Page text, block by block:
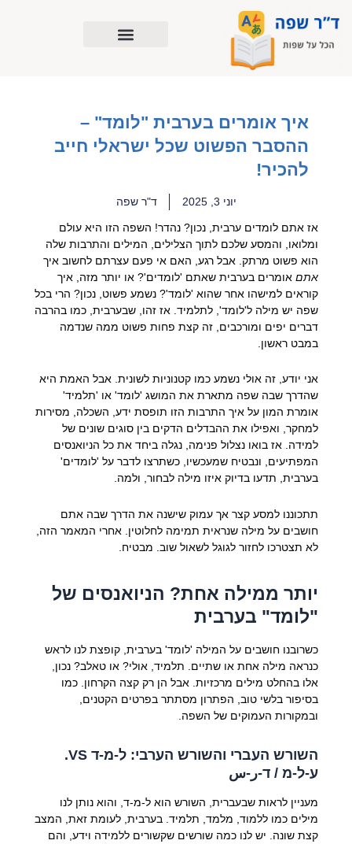
לתוכן
איך אומרים בערבית "לומד" –
ההסבר הפשוט שכל ישראלי חייב
להכיר!
יוני 3, 2025 ד"ר שפה
אז אתם לומדים ערבית, נכון? נהדר! השפה הזו היא עולם
ומלואו, והמסע שלכם לתוך הצלילים, המילים והתרבות שלה
הוא פשוט מרתק. אבל רגע, האם אי פעם עצרתם לחשוב איך
אתםאומרים בערבית שאתם 'לומדים'? או יותר מזה, איך
קוראים למישהו אחר שהוא 'לומד'? נשמע פשוט, נכון? הרי בכל
שפה יש מילה ל'לומד', לתלמיד. אז זהו, שבערבית, כמו בהרבה
דברים יפים ומורכבים, זה קצת פחות פשוט ממה שנדמה
במבט ראשון.
אני יודע, זה אולי נשמע כמו קטנוניות לשונית. אבל האמת היא
שהדרך שבה שפה מתארת את המושג 'לומד' או 'תלמיד'
אומרת המון על איך התרבות הזו תופסת ידע, השכלה, מסירות
למחקר, ואפילו את ההבדלים הדקים בין סוגים שונים של
למידה. אז בואו נצלול פנימה, נגלה ביחד את כל הניואנסים
המפתיעים, ונבטיח שמעכשיו, כשתרצו לדבר על 'לומדים'
בערבית, תדעו בדיוק איזו מילה לבחור, ולמה.
תתכוננו למסע קצר אך עמוק שישנה את הדרך שבה אתם
חושבים על מילה שנראית תמימה לחלוטין. אחרי המאמר הזה,
לא תצטרכו לחזור לגוגל לשאול שוב. מבטיח.
יותר ממילה אחת? הניואנסים של
"לומד" בערבית
כשרובנו חושבים על המילה 'לומד' בערבית, קופצת לנו לראש
כנראה מילה אחת או שתיים. תלמיד, אולי? או טאלב? נכון,
אלו בהחלט מילים מרכזיות. אבל הן רק קצה הקרחון. כמו
בסיפור בלשי טוב, הפתרון מסתתר בפרטים הקטנים,
ובמקורות העמוקים של השפה.
השורש העברי והשורש הערבי: ל-מ-ד VS.
ע-ל-מ / ד-ر-س
מעניין לראות שבעברית, השורש הוא ל-מ-ד, והוא נותן לנו
מילים כמו ללמוד, מלמד, תלמיד. בערבית, לעומת זאת, המצב
קצת שונה. יש לנו כמה שורשים שקשורים ללמידה וידע, והם